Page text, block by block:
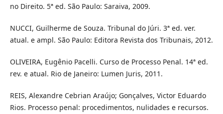
no Direito. 5ª ed. São Paulo: Saraiva, 2009.
NUCCI, Guilherme de Souza. Tribunal do Júri. 3ª ed. ver.
atual. e ampl. São Paulo: Editora Revista dos Tribunais, 2012.
OLIVEIRA, Eugênio Pacelli. Curso de Processo Penal. 14ª ed.
rev. e atual. Rio de Janeiro: Lumen Juris, 2011.
REIS, Alexandre Cebrian Araújo; Gonçalves, Victor Eduardo
Rios. Processo penal: procedimentos, nulidades e recursos.